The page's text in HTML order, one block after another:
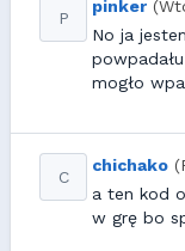
P
pinker
No ja
mogło
C
chichako
a ten kod
w grę bo